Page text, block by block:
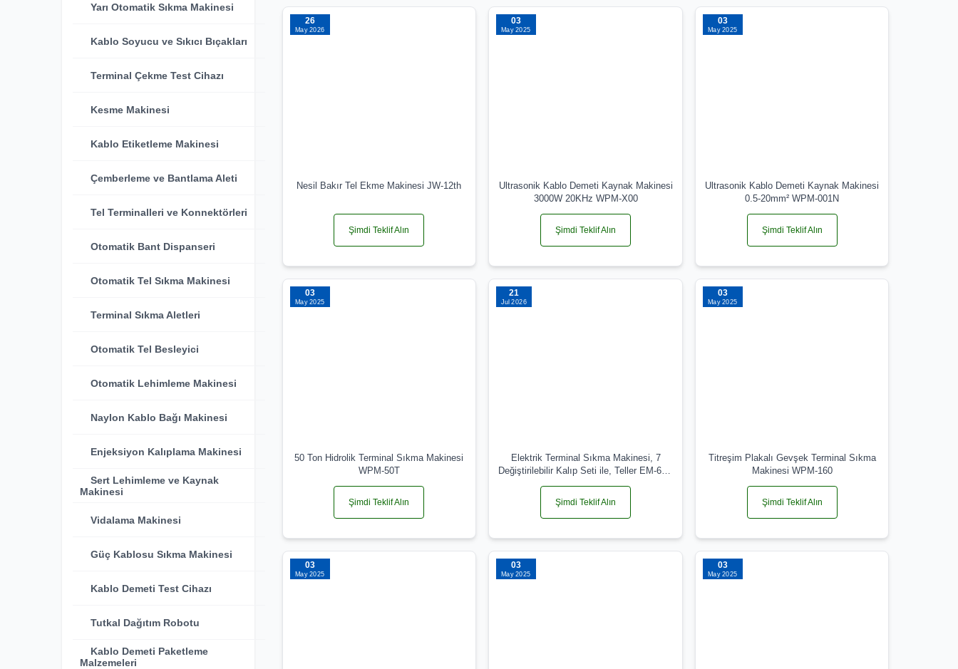
Yarı Otomatik Sıkma Makinesi
Kablo Soyucu ve Sıkıcı Bıçakları
Terminal Çekme Test Cihazı
Kesme Makinesi
Kablo Etiketleme Makinesi
Çemberleme ve Bantlama Aleti
Tel Terminalleri ve Konnektörleri
Otomatik Bant Dispanseri
Otomatik Tel Sıkma Makinesi
Terminal Sıkma Aletleri
Otomatik Tel Besleyici
Otomatik Lehimleme Makinesi
Naylon Kablo Bağı Makinesi
Enjeksiyon Kalıplama Makinesi
Sert Lehimleme ve Kaynak
Makinesi
Vidalama Makinesi
Güç Kablosu Sıkma Makinesi
Kablo Demeti Test Cihazı
Tutkal Dağıtım Robotu
Kablo Demeti Paketleme
Malzemeleri
26
May 2026
Nesil Bakır Tel Ekme Makinesi JW-12th
Şimdi Teklif Alın
03
May 2025
Ultrasonik Kablo Demeti Kaynak Makinesi
3000W 20KHz WPM-X00
Şimdi Teklif Alın
03
May 2025
Ultrasonik Kablo Demeti Kaynak Makinesi
0.5-20mm² WPM-001N
Şimdi Teklif Alın
03
May 2025
50 Ton Hidrolik Terminal Sıkma Makinesi
WPM-50T
Şimdi Teklif Alın
21
Jul 2026
Elektrik Terminal Sıkma Makinesi, 7
Değiştirilebilir Kalıp Seti ile, Teller EM-6B1
EM-6B2
Şimdi Teklif Alın
03
May 2025
Titreşim Plakalı Gevşek Terminal Sıkma
Makinesi WPM-160
Şimdi Teklif Alın
03
May 2025
03
May 2025
03
May 2025